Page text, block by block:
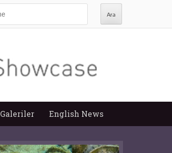
Galeriler English News